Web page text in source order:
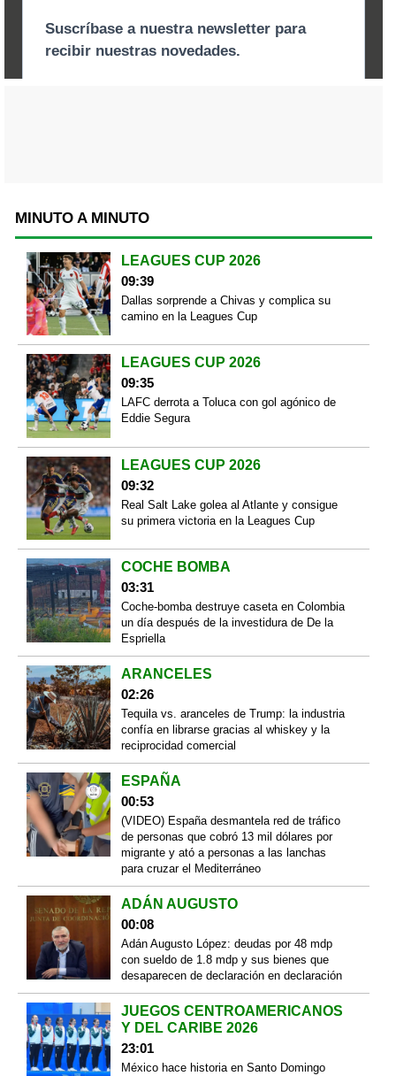
MINUTO A MINUTO
LEAGUES CUP 2026
09:39
Dallas sorprende a Chivas y complica su
camino en la Leagues Cup
LEAGUES CUP 2026
09:35
LAFC derrota a Toluca con gol agónico de
Eddie Segura
LEAGUES CUP 2026
09:32
Real Salt Lake golea al Atlante y consigue
su primera victoria en la Leagues Cup
COCHE BOMBA
03:31
Coche-bomba destruye caseta en Colombia
un día después de la investidura de De la
Espriella
ARANCELES
02:26
Tequila vs. aranceles de Trump: la industria
confía en librarse gracias al whiskey y la
reciprocidad comercial
ESPAÑA
00:53
(VIDEO) España desmantela red de tráfico
de personas que cobró 13 mil dólares por
migrante y ató a personas a las lanchas
para cruzar el Mediterráneo
ADÁN AUGUSTO
00:08
Adán Augusto López: deudas por 48 mdp
con sueldo de 1.8 mdp y sus bienes que
desaparecen de declaración en declaración
JUEGOS CENTROAMERICANOS
Y DEL CARIBE 2026
23:01
México hace historia en Santo Domingo